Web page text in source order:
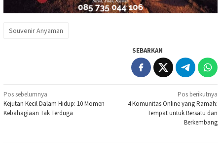
Souvenir Anyaman
SEBARKAN
Navigasi
pos
Pos sebelumnya
Kejutan Kecil Dalam Hidup: 10 Momen
Kebahagiaan Tak Terduga
Pos berikutnya
4 Komunitas Online yang Ramah:
Tempat untuk Bersatu dan
Berkembang